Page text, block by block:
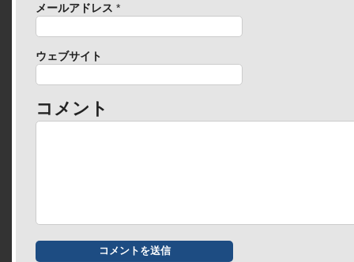
メールアドレス *
ウェブサイト
コメント